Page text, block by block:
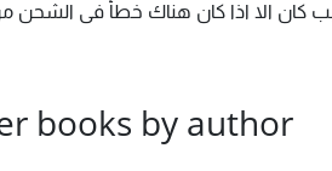
سبب كان الا اذا كان هناك خطأ فى الشحن
books by author